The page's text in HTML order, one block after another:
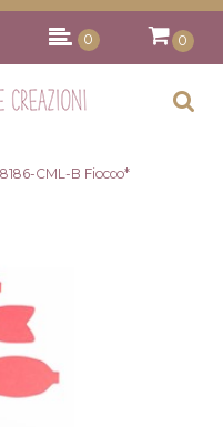
0 0
CML-B Fiocco*